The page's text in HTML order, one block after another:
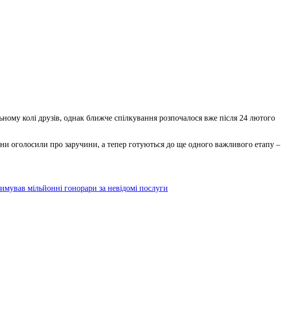
колі друзів, однак ближче спілкування розпочалося вже після 24 лютого
оголосили про заручини, а тепер готуються до ще одного важливого етапу –
мільйонні гонорари за невідомі послуги